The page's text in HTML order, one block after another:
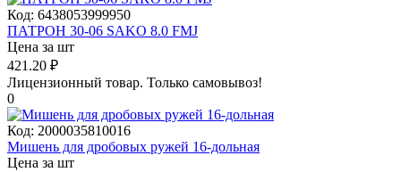
Код: 6438053999950
ПАТРОН 30-06 SAKO 8.0 FMJ
Цена за шт
421.20 ₽
Лицензионный товар. Только самовывоз!
0
Код: 2000035810016
Мишень для дробовых ружей 16-дольная
Цена за шт